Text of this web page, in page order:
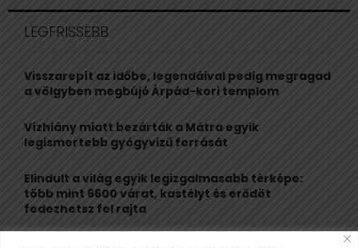
h
o
r
LEGFRISSEBB
Visszarepít az időbe, legendáival pedig megragad
a völgyben megbújó Árpád-kori templom
Vízhiány miatt bezárták a Mátra egyik
legismertebb gyógyvizű forrását
Elindult a világ egyik legizgalmasabb térképe:
több mint 6600 várat, kastélyt és erődöt
fedezhetsz fel rajta